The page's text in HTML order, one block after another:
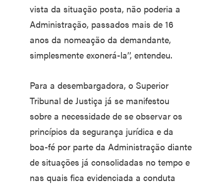
vista da situação posta, não poderia a
Administração, passados mais de 16
anos da nomeação da demandante,
simplesmente exonerá-la’’, entendeu.
Para a desembargadora, o Superior
Tribunal de Justiça já se manifestou
sobre a necessidade de se observar os
princípios da segurança jurídica e da
boa-fé por parte da Administração diante
de situações já consolidadas no tempo e
nas quais fica evidenciada a conduta